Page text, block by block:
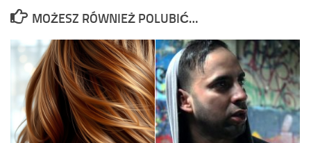
MOŻESZ RÓWNIEŻ POLUBIĆ…